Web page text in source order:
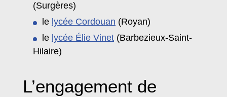
(Surgères)
le lycée Cordouan (Royan)
le lycée Élie Vinet (Barbezieux-Saint-
Hilaire)
L’engagement de